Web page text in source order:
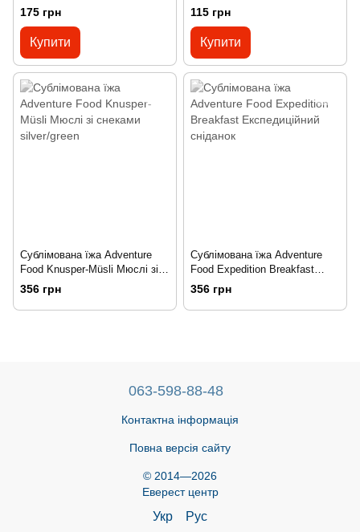
175 грн
Купити
115 грн
Купити
Сублімована їжа Adventure
Food Knusper-Müsli Мюслі зі
снеками silver/green
356 грн
Сублімована їжа Adventure
Food Expedition Breakfast
Експедиційний сніданок
356 грн
063-598-88-48
Контактна інформація
Повна версія сайту
© 2014—2026
Еверест центр
Укр Рус